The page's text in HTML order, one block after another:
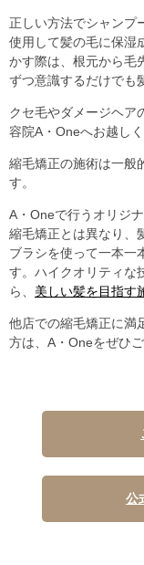
正しい方法でシャンプ
使用して髪の毛に保湿
かす際は、根元から毛
ずつ意識するだけでも
クセ毛やダメージヘア
容院A・Oneへお越しく
縮毛矯正の施術は一般
す。
A・Oneで行うオリジ
縮毛矯正とは異なり、
ブラシを使って一本一
す。ハイクオリティな
ら、 美しい髪を目指す
他店での縮毛矯正に満
方は、A・Oneをぜひご
公